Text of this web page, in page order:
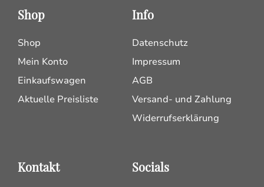
Shop
Shop
Mein Konto
Einkaufswagen
Aktuelle Preisliste
Info
Datenschutz
Impressum
AGB
Versand- und Zahlung
Widerrufserklärung
Kontakt Socials